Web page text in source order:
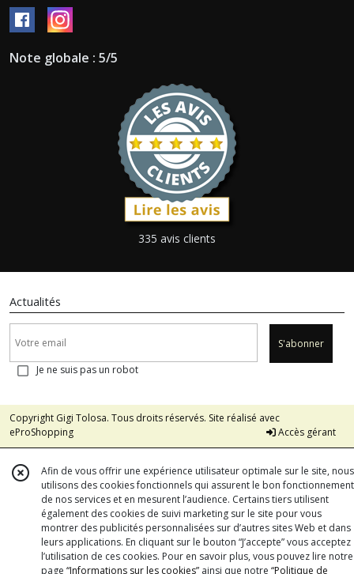
Note globale : 5/5
335 avis clients
Actualités
S'abonner
Je ne suis pas un robot
Copyright Gigi Tolosa. Tous droits réservés. Site réalisé avec
eProShopping
Accès gérant
Afin de vous offrir une expérience utilisateur optimale sur le site, nous
utilisons des cookies fonctionnels qui assurent le bon fonctionnement
de nos services et en mesurent l’audience. Certains tiers utilisent
également des cookies de suivi marketing sur le site pour vous
montrer des publicités personnalisées sur d’autres sites Web et dans
leurs applications. En cliquant sur le bouton “J’accepte” vous acceptez
l’utilisation de ces cookies. Pour en savoir plus, vous pouvez lire notre
page “Informations sur les cookies” ainsi que notre “Politique de